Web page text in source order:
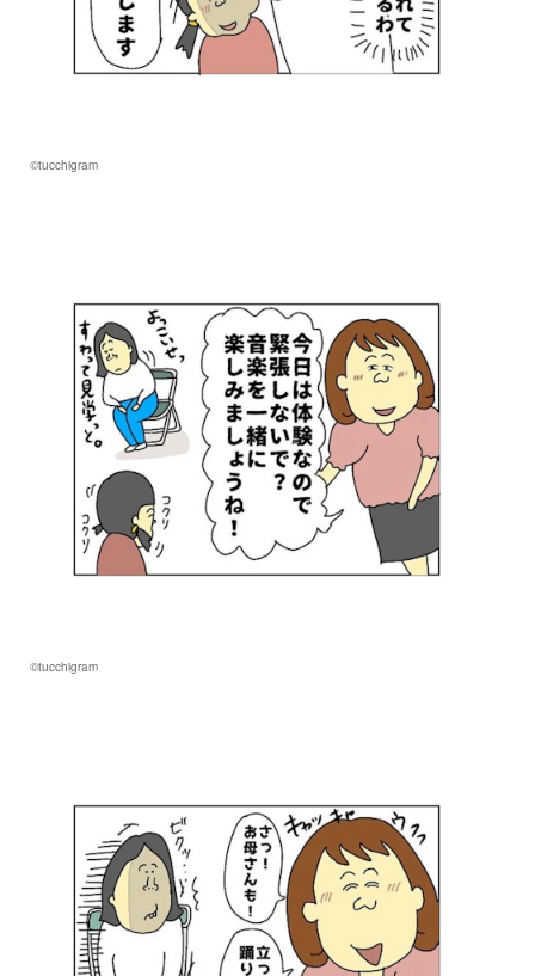
©tucchigram
©tucchigram